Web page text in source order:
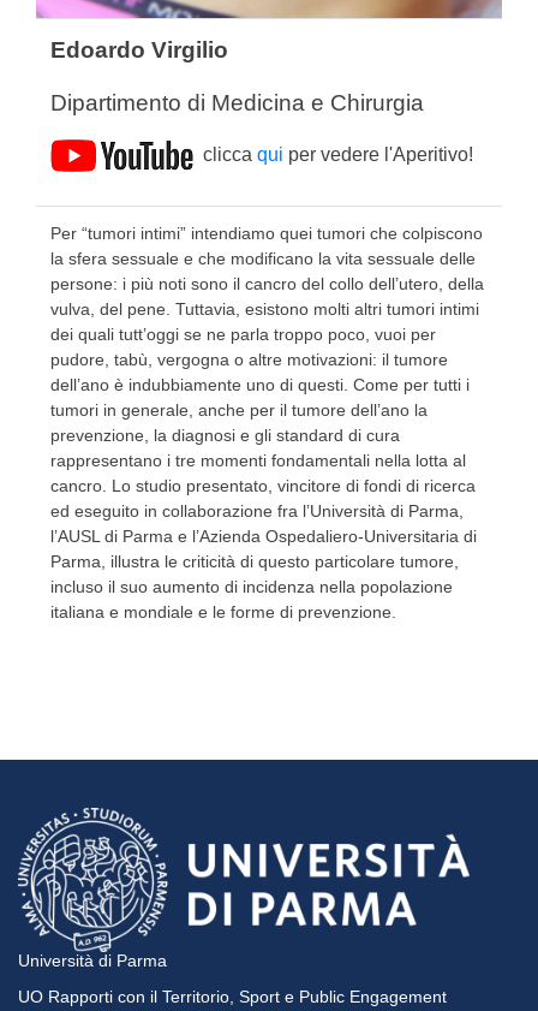
Edoardo Virgilio
Dipartimento di Medicina e Chirurgia
clicca qui per vedere l'Aperitivo!
Per “tumori intimi” intendiamo quei tumori che colpiscono
la sfera sessuale e che modificano la vita sessuale delle
persone: i più noti sono il cancro del collo dell’utero, della
vulva, del pene. Tuttavia, esistono molti altri tumori intimi
dei quali tutt’oggi se ne parla troppo poco, vuoi per
pudore, tabù, vergogna o altre motivazioni: il tumore
dell’ano è indubbiamente uno di questi. Come per tutti i
tumori in generale, anche per il tumore dell’ano la
prevenzione, la diagnosi e gli standard di cura
rappresentano i tre momenti fondamentali nella lotta al
cancro. Lo studio presentato, vincitore di fondi di ricerca
ed eseguito in collaborazione fra l’Università di Parma,
l’AUSL di Parma e l’Azienda Ospedaliero-Universitaria di
Parma, illustra le criticità di questo particolare tumore,
incluso il suo aumento di incidenza nella popolazione
italiana e mondiale e le forme di prevenzione.
Università di Parma
UO Rapporti con il Territorio, Sport e Public Engagement